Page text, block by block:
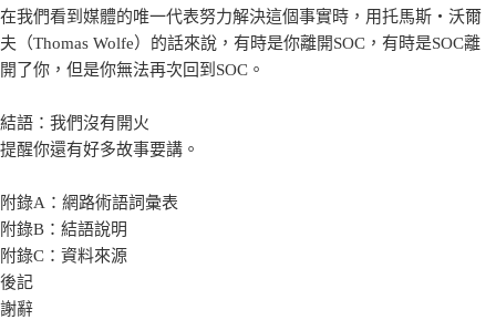
在我們看到媒體的唯一代表努力解決這個事實時，用托馬斯‧沃爾
夫（Thomas Wolfe）的話來說，有時是你離開SOC，有時是SOC離
開了你，但是你無法再次回到SOC。
結語：我們沒有開火
提醒你還有好多故事要講。
附錄A：網路術語詞彙表
附錄B：結語說明
附錄C：資料來源
後記
謝辭